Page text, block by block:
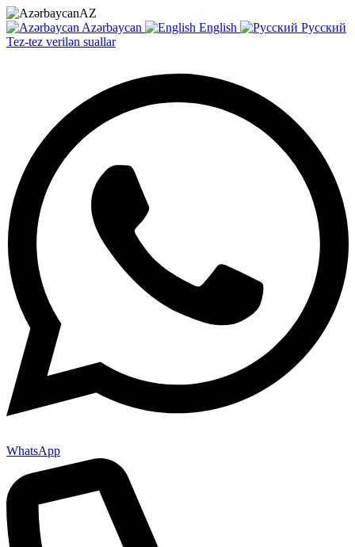
AZ
Azərbaycan
English
Русский
Tez-tez verilən suallar
WhatsApp